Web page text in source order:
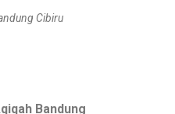
Cibiru
Bandung